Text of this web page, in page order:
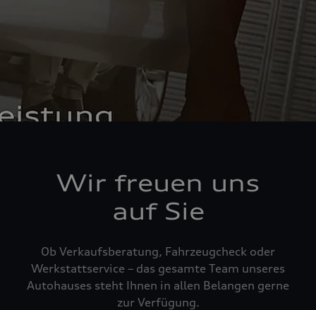
Wir freuen uns
auf Sie
Ob Verkaufsberatung, Fahrzeugcheck oder
Werkstattservice – das gesamte Team unseres
Autohauses steht Ihnen in allen Belangen gerne
zur Verfügung.